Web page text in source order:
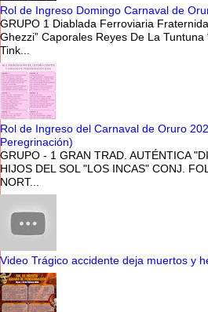
Rol de Ingreso Domingo Carnaval de
GRUPO 1 Diablada Ferroviaria
Ghezzi” Caporales Reyes De La
Tink...
Rol de Ingreso del Carnaval de Oruro
Peregrinación)
GRUPO - 1 GRAN TRAD. AUTÉNTICA
HIJOS DEL SOL "LOS INCAS" CONJ.
NORT...
Video Trágico accidente deja muertos y